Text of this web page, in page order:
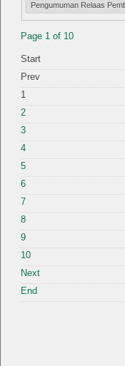
Pengumuman Relaas
Page 1 of 10
Start
Prev
1
2
3
4
5
6
7
8
9
10
Next
End